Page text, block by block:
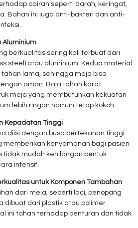
cairan seperti darah, keringat,
Bahan ini juga anti-bakteri dan anti-
Aluminium
berkualitas sering kali terbuat dari
steel) atau aluminium. Kedua material
lama, sehingga meja bisa
aman. Baja tahan karat
meja yang membutuhkan kekuatan
lebih ringan namun tetap kokoh.
Kepadatan Tinggi
diisi dengan busa bertekanan tinggi
memberikan kenyamanan bagi pasien
tidak mudah kehilangan bentuk
intensif.
untuk Komponen Tambahan
dari meja, seperti laci, penopang
dibuat dari plastik atau polimer
ini tahan terhadap benturan dan tidak